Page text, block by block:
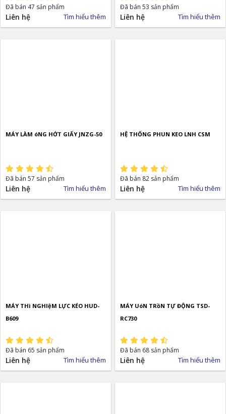
Đã bán 47 sản phẩm
Liên hệ Tìm hiểu thêm
Đã bán 53 sản phẩm
Liên hệ Tìm hiểu thêm
MÁY LÀM óNG HỚT GIẤY JNZG-50
Đã bán 57 sản phẩm
Liên hệ Tìm hiểu thêm
HỆ THỐNG PHUN KEO LNH CSM
Đã bán 82 sản phẩm
Liên hệ Tìm hiểu thêm
MÁY THì NGHIệM LỰC KÉO HUD-
B609
Đã bán 65 sản phẩm
Liên hệ Tìm hiểu thêm
MÁY UóN TRồN TỰ ĐỘNG TSD-
RC730
Đã bán 68 sản phẩm
Liên hệ Tìm hiểu thêm